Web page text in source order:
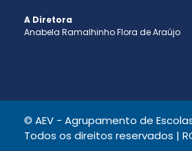
A Diretora
Anabela Ramalhinho Flora de Araújo
© AEV - Agrupamento de
Todos os direitos reservados |